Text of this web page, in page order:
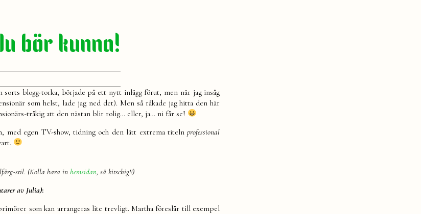
bör kunna!
blogg-torka, började på ett nytt inlägg förut, men när jag insåg
som helst, lade jag ned det). Men så råkade jag hitta den här
tråkig att den nästan blir rolig… eller, ja… ni får se!
med egen TV-show, tidning och den lätt extrema titelnprofessional
stil. (Kolla bara inhemsidan, så kitschig!!)
av Julia):
som kan arrangeras lite trevligt. Martha föreslår till exempel